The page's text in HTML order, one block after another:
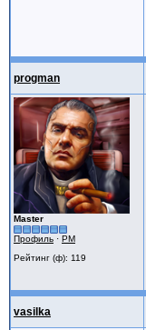
progman
Master
Профиль · PM
Рейтинг (ф): 119
vasilka